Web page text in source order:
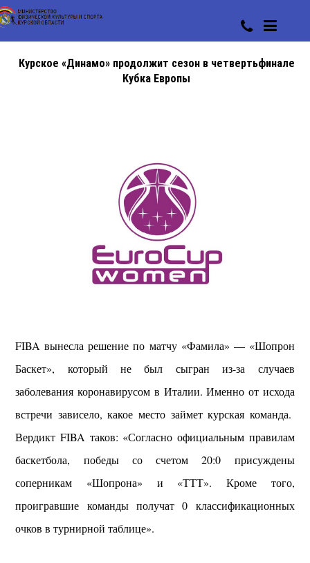
Курское «Динамо» продолжит сезон в четвертьфинале
Кубка Европы
FIBA вынесла решение по матчу «Фамила» — «Шопрон
Баскет», который не был сыгран из-за случаев
заболевания коронавирусом в Италии. Именно от исхода
встречи зависело, какое место займет курская команда.
Вердикт FIBA таков: «Согласно официальным правилам
баскетбола, победы со счетом 20:0 присуждены
соперникам «Шопрона» и «ТТТ». Кроме того,
проигравшие команды получат 0 классификационных
очков в турнирной таблице».